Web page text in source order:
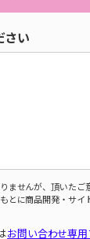
さい
ませんが、頂いたご
とに商品開発・サイ
お問い合わせ専